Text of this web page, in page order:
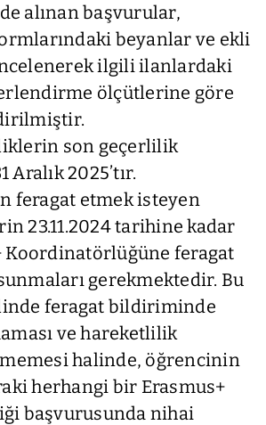
alınan başvurular,
beyanlar ve ekli
ilgili ilanlardaki
ölçütlerine göre
son geçerlilik
2025’tır.
feragat etmek isteyen
23.11.2024 tarihine kadar
Koordinatörlüğüne feragat
gerekmektedir. Bu
feragat bildiriminde
ve hareketlilik
halinde, öğrencinin
herhangi bir Erasmus+
başvurusunda nihai